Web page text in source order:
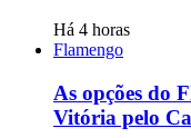
Há 4 horas
Flamengo
As opções do
Vitória pelo